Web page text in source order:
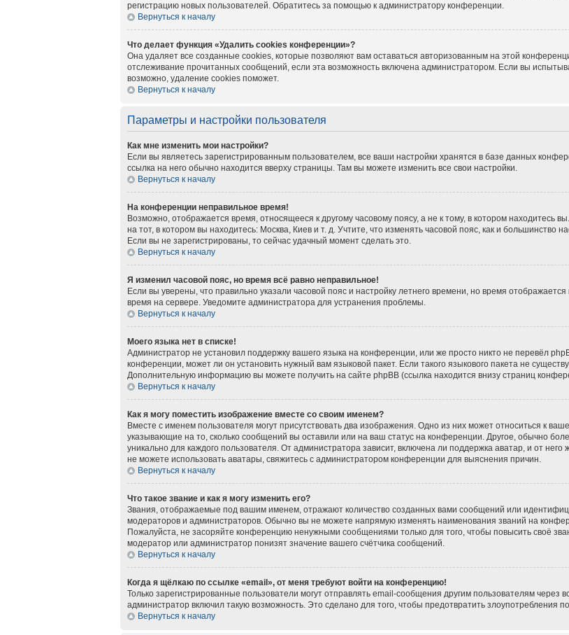
регистрацию новых пользователей. Обратитесь за помощью к администратору конференции.
Вернуться к началу
Что делает функция «Удалить cookies конференции»?
Она удаляет все созданные cookies, которые позволяют вам оставаться авторизованным на этой
отслеживание прочитанных сообщений, если эта возможность включена администратором. Если вы
возможно, удаление cookies поможет.
Вернуться к началу
Параметры и настройки пользователя
Как мне изменить мои настройки?
Если вы являетесь зарегистрированным пользователем, все ваши настройки хранятся в базе данных
ссылка на него обычно находится вверху страницы. Там вы можете изменить все свои настройки.
Вернуться к началу
На конференции неправильное время!
Возможно, отображается время, относящееся к другому часовому поясу, а не к тому, в котором находитесь
на тот, в котором вы находитесь: Москва, Киев и т. д. Учтите, что изменять часовой пояс, как и большинство
Если вы не зарегистрированы, то сейчас удачный момент сделать это.
Вернуться к началу
Я изменил часовой пояс, но время всё равно неправильное!
Если вы уверены, что правильно указали часовой пояс и настройку летнего времени, но время
время на сервере. Уведомите администратора для устранения проблемы.
Вернуться к началу
Моего языка нет в списке!
Администратор не установил поддержку вашего языка на конференции, или же просто никто не перевёл
конференции, может ли он установить нужный вам языковой пакет. Если такого языкового пакета не
Дополнительную информацию вы можете получить на сайте phpBB (ссылка находится внизу страниц
Вернуться к началу
Как я могу поместить изображение вместе со своим именем?
Вместе с именем пользователя могут присутствовать два изображения. Одно из них может относиться к
указывающие на то, сколько сообщений вы оставили или на ваш статус на конференции. Другое, обычно
уникально для каждого пользователя. От администратора зависит, включена ли поддержка аватар, и от
не можете использовать аватары, свяжитесь с администратором конференции для выяснения причин.
Вернуться к началу
Что такое звание и как я могу изменить его?
Звания, отображаемые под вашим именем, отражают количество созданных вами сообщений или
модераторов и администраторов. Обычно вы не можете напрямую изменять наименования званий на
Пожалуйста, не засоряйте конференцию ненужными сообщениями только для того, чтобы повысить своё
модератор или администратор понизят значение вашего счётчика сообщений.
Вернуться к началу
Когда я щёлкаю по ссылке «email», от меня требуют войти на конференцию!
Только зарегистрированные пользователи могут отправлять email-сообщения другим пользователям
администратор включил такую возможность. Это сделано для того, чтобы предотвратить злоупотребления
Вернуться к началу